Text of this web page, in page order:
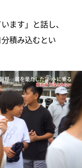
ます」と話し、
積み込むとい